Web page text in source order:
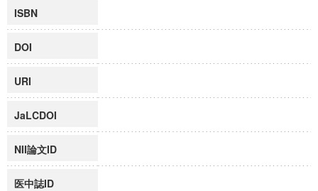
ISBN
DOI
URI
JaLCDOI
NII論文ID
医中誌ID